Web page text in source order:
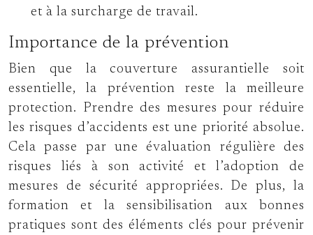
et à la surcharge de travail.
Importance de la prévention
Bien que la couverture assurantielle soit
essentielle, la prévention reste la meilleure
protection. Prendre des mesures pour réduire
les risques d’accidents est une priorité absolue.
Cela passe par une évaluation régulière des
risques liés à son activité et l’adoption de
mesures de sécurité appropriées. De plus, la
formation et la sensibilisation aux bonnes
pratiques sont des éléments clés pour prévenir